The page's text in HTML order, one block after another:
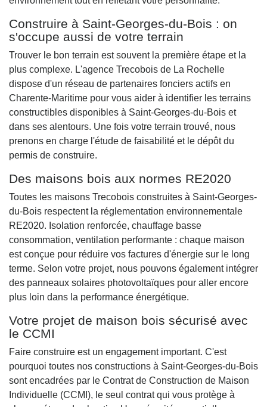
Construire à Saint-Georges-du-Bois : on
s'occupe aussi de votre terrain
Trouver le bon terrain est souvent la première étape et la
plus complexe. L'agence Trecobois de La Rochelle
dispose d'un réseau de partenaires fonciers actifs en
Charente-Maritime pour vous aider à identifier les terrains
constructibles disponibles à Saint-Georges-du-Bois et
dans ses alentours. Une fois votre terrain trouvé, nous
prenons en charge l'étude de faisabilité et le dépôt du
permis de construire.
Des maisons bois aux normes RE2020
Toutes les maisons Trecobois construites à Saint-Georges-
du-Bois respectent la réglementation environnementale
RE2020. Isolation renforcée, chauffage basse
consommation, ventilation performante : chaque maison
est conçue pour réduire vos factures d'énergie sur le long
terme. Selon votre projet, nous pouvons également intégrer
des panneaux solaires photovoltaïques pour aller encore
plus loin dans la performance énergétique.
Votre projet de maison bois sécurisé avec
le CCMI
Faire construire est un engagement important. C'est
pourquoi toutes nos constructions à Saint-Georges-du-Bois
sont encadrées par le Contrat de Construction de Maison
Individuelle (CCMI), le seul contrat qui vous protège à